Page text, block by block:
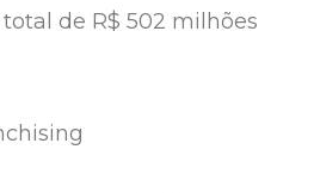
de R$ 502 milhões